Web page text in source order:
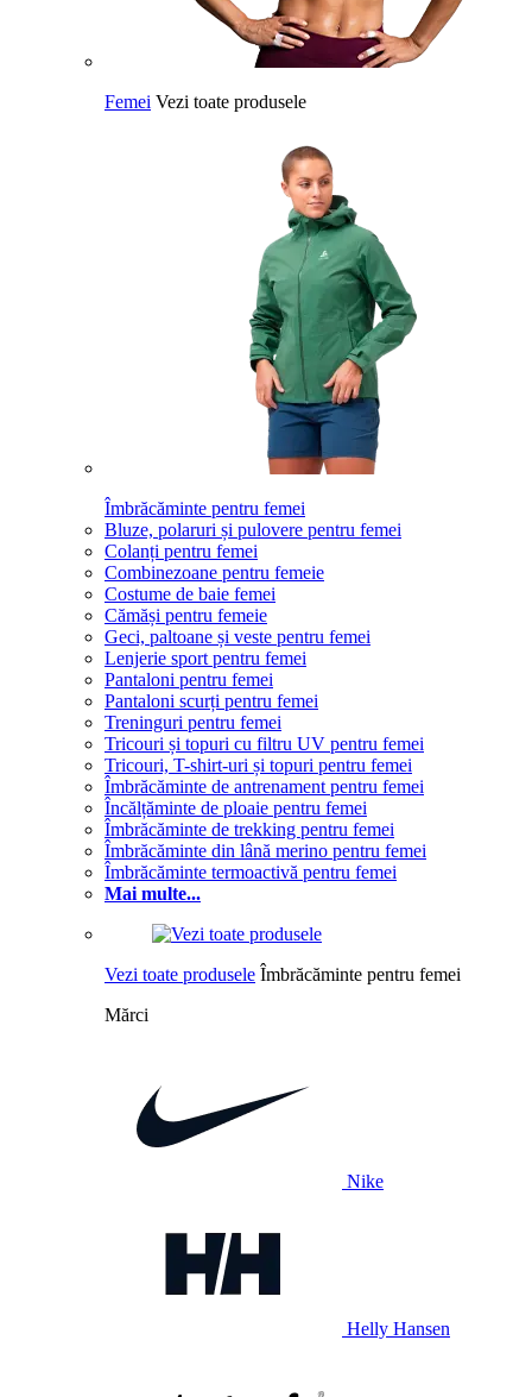
Femei Vezi toate produsele
Îmbrăcăminte pentru femei
Bluze, polaruri și pulovere pentru femei
Colanți pentru femei
Combinezoane pentru femeie
Costume de baie femei
Cămăși pentru femeie
Geci, paltoane și veste pentru femei
Lenjerie sport pentru femei
Pantaloni pentru femei
Pantaloni scurți pentru femei
Treninguri pentru femei
Tricouri și topuri cu filtru UV pentru femei
Tricouri, T-shirt-uri și topuri pentru femei
Îmbrăcăminte de antrenament pentru femei
Încălțăminte de ploaie pentru femei
Îmbrăcăminte de trekking pentru femei
Îmbrăcăminte din lână merino pentru femei
Îmbrăcăminte termoactivă pentru femei
Mai multe...
Vezi toate produsele Îmbrăcăminte pentru femei
Mărci
Nike
Helly Hansen